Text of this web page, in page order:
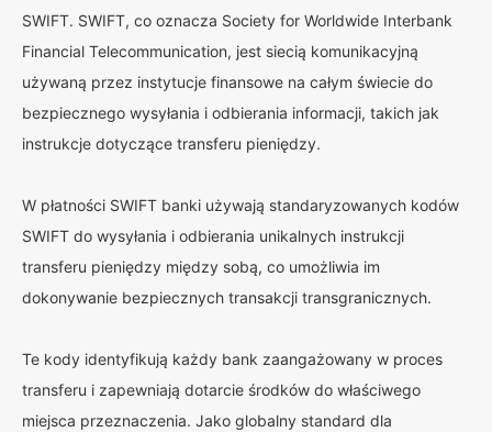
SWIFT. SWIFT, co oznacza Society for Worldwide Interbank
Financial Telecommunication, jest siecią komunikacyjną
używaną przez instytucje finansowe na całym świecie do
bezpiecznego wysyłania i odbierania informacji, takich jak
instrukcje dotyczące transferu pieniędzy.
W płatności SWIFT banki używają standaryzowanych kodów
SWIFT do wysyłania i odbierania unikalnych instrukcji
transferu pieniędzy między sobą, co umożliwia im
dokonywanie bezpiecznych transakcji transgranicznych.
Te kody identyfikują każdy bank zaangażowany w proces
transferu i zapewniają dotarcie środków do właściwego
miejsca przeznaczenia. Jako globalny standard dla